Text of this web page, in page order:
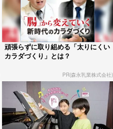
頑張らずに取り組める「太りにくい
カラダづくり」とは？
PR(森永乳業株式会社)